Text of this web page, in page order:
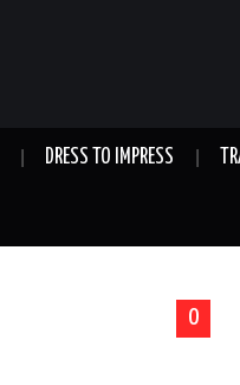
DRESS TO IMPRESS
0